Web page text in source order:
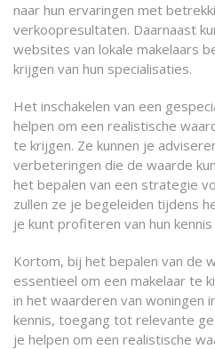
naar hun ervaringen met
verkoopresultaten. Daarnaast
websites van lokale makelaars
krijgen van hun specialisaties.
Het inschakelen van een
helpen om een realistische
te krijgen. Ze kunnen je
verbeteringen die de waarde
het bepalen van een strategie
zullen ze je begeleiden tijdens
je kunt profiteren van hun
Kortom, bij het bepalen van de
essentieel om een makelaar te
in het waarderen van woningen
kennis, toegang tot relevante
je helpen om een realistische